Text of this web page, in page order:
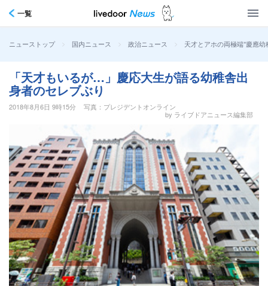
一覧
ニューストップ > 国内ニュース > 政治ニュース > 天才とアホの両極端"慶應幼
「天才もいるが…」慶応大生が語る幼稚舎出
身者のセレブぶり
2018年8月6日 9時15分
写真：プレジデントオンライン
by ライブドアニュース編集部